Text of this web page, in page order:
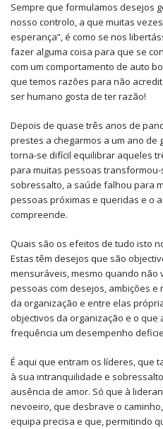
Sempre que formulamos desejos
nosso controlo, a que muitas
esperança”, é como se nos
fazer alguma coisa para que se
com um comportamento de auto
que temos razões para não
ser humano gosta de ter razão!
Depois de quase três anos de
prestes a chegarmos a um ano de
torna-se difícil equilibrar aqueles
para muitas pessoas
sobressalto, a saúde falhou para
pessoas próximas e queridas e o
compreende.
Quais são os efeitos de tudo isto
Estas têm desejos que são
mensuráveis, mesmo quando não
pessoas com desejos, ambições
da organização e entre elas
objectivos da organização e o que
frequência um desempenho
É aqui que entram os líderes, que
à sua intranquilidade e
ausência de amor. Só que à
nevoeiro, que desbrave o
equipa precisa e que, permitindo